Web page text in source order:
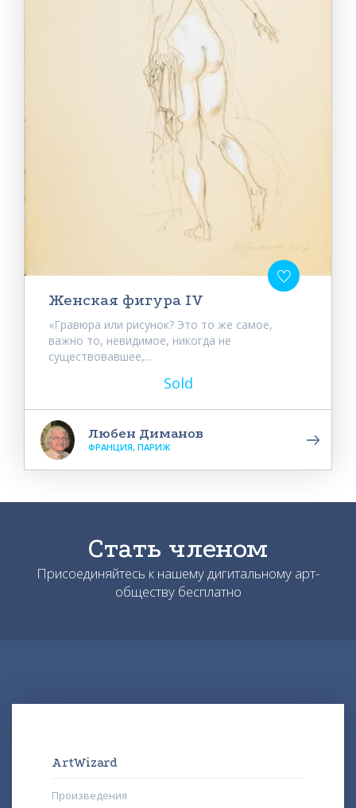
Женская фигура IV
«Гравюра или рисунок? Это то же самое,
важно то, невидимое, никогда не
существовавшее,...
Sold
Любен Диманов
ФРАНЦИЯ, ПАРИЖ
Стать членом
Присоединяйтесь к нашему дигитальному арт-
обществу бесплатно
ArtWizard
Произведения